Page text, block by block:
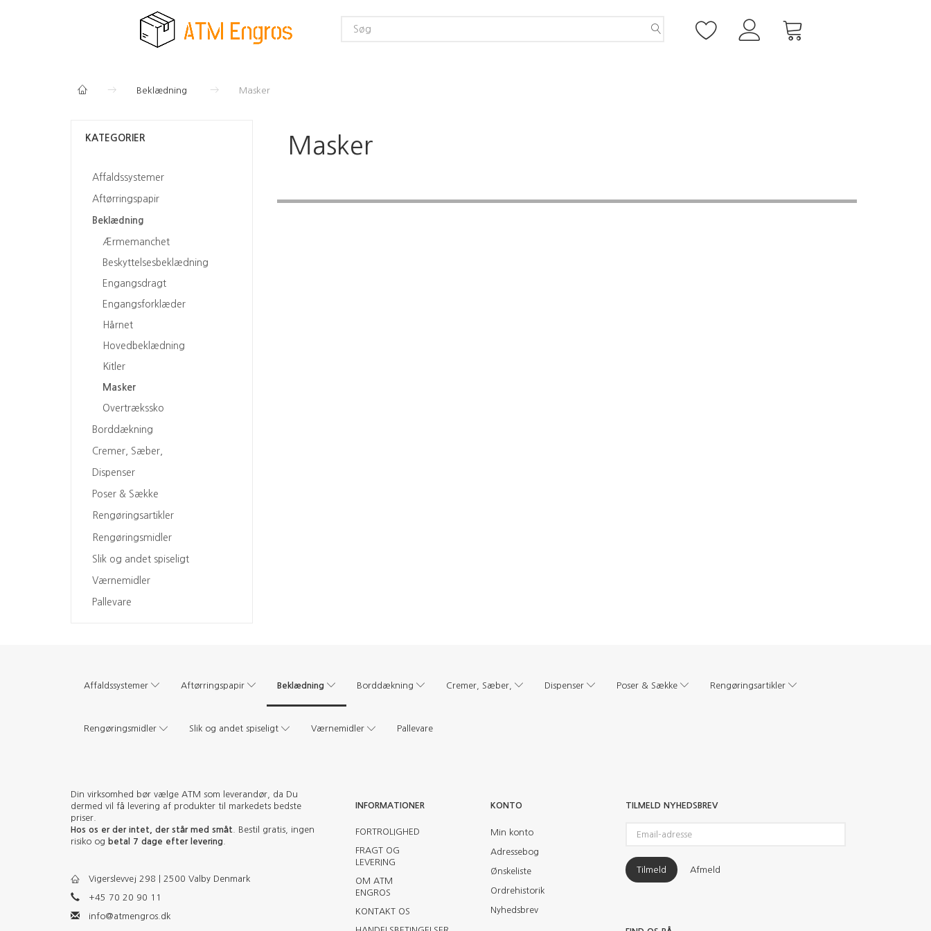
Beklædning Masker
KATEGORIER
Affaldssystemer
Aftørringspapir
Beklædning
Ærmemanchet
Beskyttelsesbeklædning
Engangsdragt
Engangsforklæder
Hårnet
Hovedbeklædning
Kitler
Masker
Overtrækssko
Borddækning
Cremer, Sæber,
Dispenser
Poser & Sække
Rengøringsartikler
Rengøringsmidler
Slik og andet spiseligt
Værnemidler
Pallevare
Masker
Affaldssystemer Aftørringspapir Beklædning Borddækning Cremer, Sæber, Dispenser Poser & Sække Rengøringsartikler
Rengøringsmidler Slik og andet spiseligt Værnemidler Pallevare
Din virksomhed bør vælge ATM som leverandør, da Du
dermed vil få levering af produkter til markedets bedste
priser.
Hos os er der intet, der står med småt . Bestil gratis, ingen
risiko og betal 7 dage efter levering
Vigerslevvej 298 | 2500 Valby Denmark
+45 70 20 90 11
info@atmengros.dk
INFORMATIONER
FORTROLIGHED
FRAGT OG
LEVERING
OM ATM
ENGROS
KONTAKT OS
KONTO
Min konto
Adressebog
Ønskeliste
Ordrehistorik
Nyhedsbrev
TILMELD NYHEDSBREV
adresse
Tilmeld Afmeld